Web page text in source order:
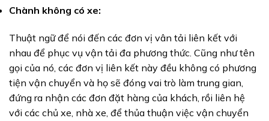
Chành không có xe:
Thuật ngữ để nói đến các đơn vị vân tải liên kết với
nhau để phục vụ vận tải đa phương thức. Cũng như tên
gọi của nó, các đơn vị liên kết này đều không có phương
tiện vận chuyển và họ sẽ đóng vai trò làm trung gian,
đứng ra nhận các đơn đặt hàng của khách, rồi liên hệ
với các chủ xe, nhà xe, để thủa thuận việc vận chuyển